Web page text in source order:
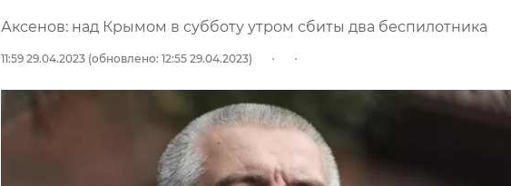
Аксенов: над Крымом в субботу утром сбиты два беспилотника
11:59 29.04.2023 (обновлено: 12:55 29.04.2023)